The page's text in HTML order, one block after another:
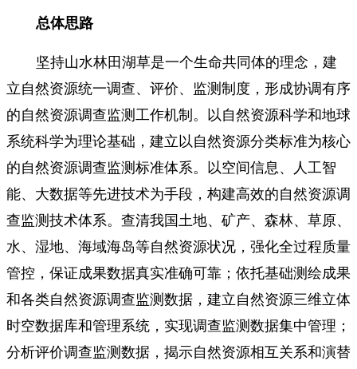
总体思路
坚持山水林田湖草是一个生命共同体的理念，建
立自然资源统一调查、评价、监测制度，形成协调有序
的自然资源调查监测工作机制。以自然资源科学和地球
系统科学为理论基础，建立以自然资源分类标准为核心
的自然资源调查监测标准体系。以空间信息、人工智
能、大数据等先进技术为手段，构建高效的自然资源调
查监测技术体系。查清我国土地、矿产、森林、草原、
水、湿地、海域海岛等自然资源状况，强化全过程质量
管控，保证成果数据真实准确可靠；依托基础测绘成果
和各类自然资源调查监测数据，建立自然资源三维立体
时空数据库和管理系统，实现调查监测数据集中管理；
分析评价调查监测数据，揭示自然资源相互关系和演替